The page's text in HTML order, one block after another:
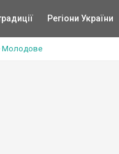
Регіони України
Молодове